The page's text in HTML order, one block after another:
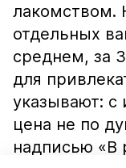
лакомством.
отдельных
среднем, за
для
указывают: с
цена не по
надписью «В